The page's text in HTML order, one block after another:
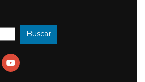
Buscar